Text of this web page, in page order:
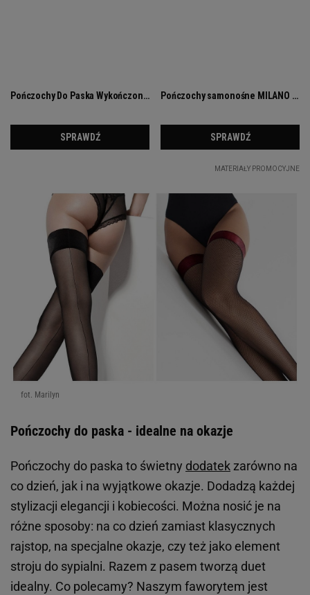
fot. Marilyn
Pończochy do paska - idealne na okazje
Pończochy do paska to świetny dodatekzarówno na
co dzień, jak i na wyjątkowe okazje. Dodadzą każdej
stylizacji elegancji i kobiecości. Można nosić je na
różne sposoby: na co dzień zamiast klasycznych
rajstop, na specjalne okazje, czy też jako element
stroju do sypialni. Razem z pasem tworzą duet
idealny. Co polecamy? Naszym faworytem jest